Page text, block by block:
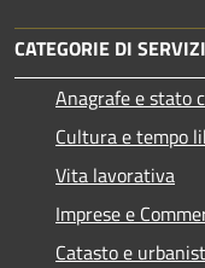
CATEGORIE DI
Anagrafe e stato
Cultura e tempo
Vita lavorativa
Imprese e
Catasto e